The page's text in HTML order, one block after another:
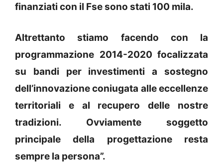
finanziati con il Fse sono stati 100 mila.
Altrettanto stiamo facendo con la
programmazione 2014-2020 focalizzata
su bandi per investimenti a sostegno
dell’innovazione coniugata alle eccellenze
territoriali e al recupero delle nostre
tradizioni. Ovviamente soggetto
principale della progettazione resta
sempre la persona”.